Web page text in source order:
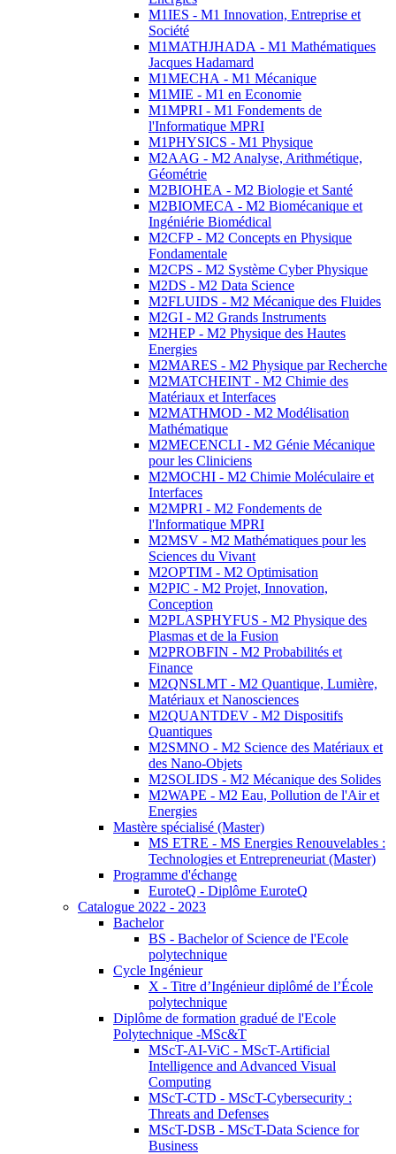
M1IES - M1 Innovation, Entreprise et
Société
M1MATHJHADA - M1 Mathématiques
Jacques Hadamard
M1MECHA - M1 Mécanique
M1MIE - M1 en Economie
M1MPRI - M1 Fondements de
l'Informatique MPRI
M1PHYSICS - M1 Physique
M2AAG - M2 Analyse, Arithmétique,
Géométrie
M2BIOHEA - M2 Biologie et Santé
M2BIOMECA - M2 Biomécanique et
Ingéniérie Biomédical
M2CFP - M2 Concepts en Physique
Fondamentale
M2CPS - M2 Système Cyber Physique
M2DS - M2 Data Science
M2FLUIDS - M2 Mécanique des Fluides
M2GI - M2 Grands Instruments
M2HEP - M2 Physique des Hautes
Energies
M2MARES - M2 Physique par Recherche
M2MATCHEINT - M2 Chimie des
Matériaux et Interfaces
M2MATHMOD - M2 Modélisation
Mathématique
M2MECENCLI - M2 Génie Mécanique
pour les Cliniciens
M2MOCHI - M2 Chimie Moléculaire et
Interfaces
M2MPRI - M2 Fondements de
l'Informatique MPRI
M2MSV - M2 Mathématiques pour les
Sciences du Vivant
M2OPTIM - M2 Optimisation
M2PIC - M2 Projet, Innovation,
Conception
M2PLASPHYFUS - M2 Physique des
Plasmas et de la Fusion
M2PROBFIN - M2 Probabilités et
Finance
M2QNSLMT - M2 Quantique, Lumière,
Matériaux et Nanosciences
M2QUANTDEV - M2 Dispositifs
Quantiques
M2SMNO - M2 Science des Matériaux et
des Nano-Objets
M2SOLIDS - M2 Mécanique des Solides
M2WAPE - M2 Eau, Pollution de l'Air et
Energies
Mastère spécialisé (Master)
MS ETRE - MS Energies Renouvelables :
Technologies et Entrepreneuriat (Master)
Programme d'échange
EuroteQ - Diplôme EuroteQ
Catalogue 2022 - 2023
Bachelor
BS - Bachelor of Science de l'Ecole
polytechnique
Cycle Ingénieur
X - Titre d’Ingénieur diplômé de l’École
polytechnique
Diplôme de formation gradué de l'Ecole
Polytechnique -MSc&T
MScT-AI-ViC - MScT-Artificial
Intelligence and Advanced Visual
Computing
MScT-CTD - MScT-Cybersecurity :
Threats and Defenses
MScT-DSB - MScT-Data Science for
Business